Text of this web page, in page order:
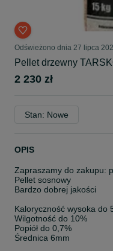
Odświeżono dnia 27 lipca
Pellet drzewny
2 230 zł
Stan: Nowe
OPIS
Zapraszamy do zakupu:
Pellet sosnowy
Bardzo dobrej jakości
Kaloryczność wysoka do
Wilgotność do 10%
Popiół do 0,7%
Średnica 6mm